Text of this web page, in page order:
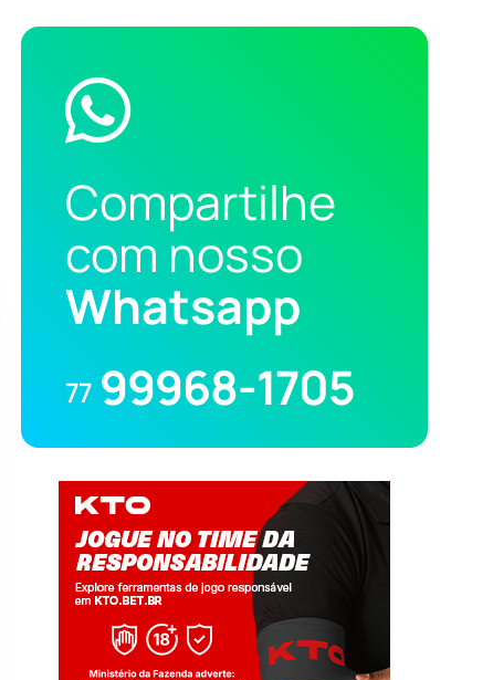
Compartilhe
com nosso
Whatsapp
77 99968-1705